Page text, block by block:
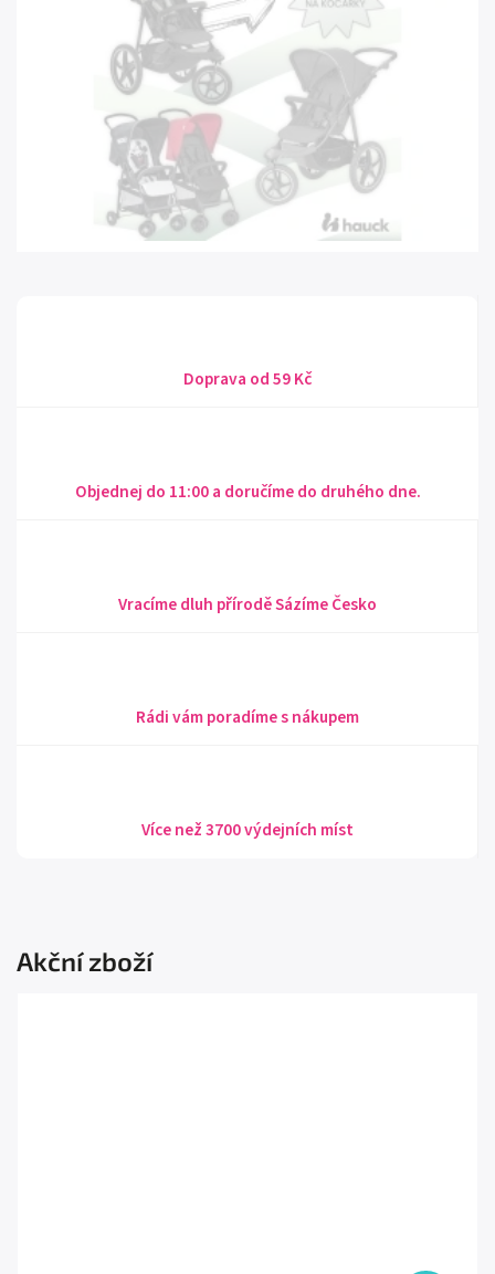
Doprava od 59 Kč
Objednej do 11:00 a doručíme do druhého dne.
Vracíme dluh přírodě Sázíme Česko
Rádi vám poradíme s nákupem
Více než 3700 výdejních míst
Akční zboží